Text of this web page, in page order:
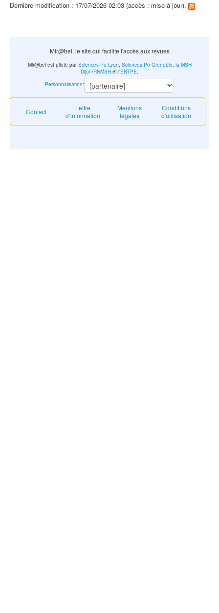
Dernière modification : 17/07/2026 02:03 (accès : mise à jour).
Mir@bel, le site qui facilite l'accès aux revues
Contact
Lettre
d’information
Mentions
légales
Conditions
d'utilisation
Mir@bel est piloté parSciences Po Lyon Sciences Po Grenoble, la MSH
Dijon/RNMSH et l'ENTPE
Personnalisation: